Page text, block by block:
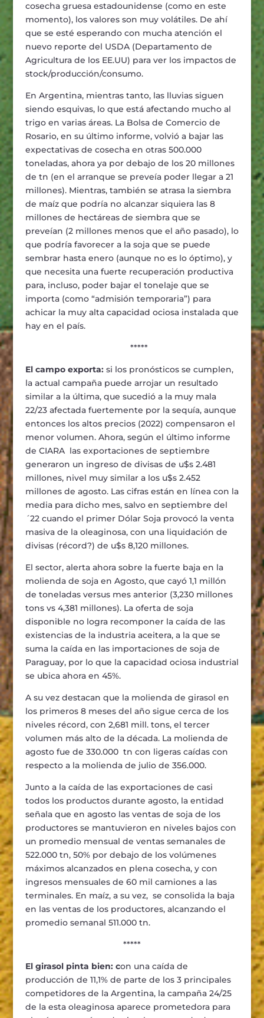
cosecha gruesa estadounidense (como en este
momento), los valores son muy volátiles. De ahí
que se esté esperando con mucha atención el
nuevo reporte del USDA (Departamento de
Agricultura de los EE.UU) para ver los impactos de
stock/producción/consumo.
En Argentina, mientras tanto, las lluvias siguen
siendo esquivas, lo que está afectando mucho al
trigo en varias áreas. La Bolsa de Comercio de
Rosario, en su último informe, volvió a bajar las
expectativas de cosecha en otras 500.000
toneladas, ahora ya por debajo de los 20 millones
de tn (en el arranque se preveía poder llegar a 21
millones). Mientras, también se atrasa la siembra
de maíz que podría no alcanzar siquiera las 8
millones de hectáreas de siembra que se
preveían (2 millones menos que el año pasado), lo
que podría favorecer a la soja que se puede
sembrar hasta enero (aunque no es lo óptimo), y
que necesita una fuerte recuperación productiva
para, incluso, poder bajar el tonelaje que se
importa (como “admisión temporaria”) para
achicar la muy alta capacidad ociosa instalada que
hay en el país.
*****
El campo exporta: si los pronósticos se cumplen,
la actual campaña puede arrojar un resultado
similar a la última, que sucedió a la muy mala
22/23 afectada fuertemente por la sequía, aunque
entonces los altos precios (2022) compensaron el
menor volumen. Ahora, según el último informe
de CIARA las exportaciones de septiembre
generaron un ingreso de divisas de u$s 2.481
millones, nivel muy similar a los u$s 2.452
millones de agosto. Las cifras están en línea con la
media para dicho mes, salvo en septiembre del
´22 cuando el primer Dólar Soja provocó la venta
masiva de la oleaginosa, con una liquidación de
divisas (récord?) de u$s 8,120 millones.
El sector, alerta ahora sobre la fuerte baja en la
molienda de soja en Agosto, que cayó 1,1 millón
de toneladas versus mes anterior (3,230 millones
tons vs 4,381 millones). La oferta de soja
disponible no logra recomponer la caída de las
existencias de la industria aceitera, a la que se
suma la caída en las importaciones de soja de
Paraguay, por lo que la capacidad ociosa industrial
se ubica ahora en 45%.
A su vez destacan que la molienda de girasol en
los primeros 8 meses del año sigue cerca de los
niveles récord, con 2,681 mill. tons, el tercer
volumen más alto de la década. La molienda de
agosto fue de 330.000 tn con ligeras caídas con
respecto a la molienda de julio de 356.000.
Junto a la caída de las exportaciones de casi
todos los productos durante agosto, la entidad
señala que en agosto las ventas de soja de los
productores se mantuvieron en niveles bajos con
un promedio mensual de ventas semanales de
522.000 tn, 50% por debajo de los volúmenes
máximos alcanzados en plena cosecha, y con
ingresos mensuales de 60 mil camiones a las
terminales. En maíz, a su vez, se consolida la baja
en las ventas de los productores, alcanzando el
promedio semanal 511.000 tn.
*****
El girasol pinta bien: con una caída de
producción de 11,1% de parte de los 3 principales
competidores de la Argentina, la campaña 24/25
de la esta oleaginosa aparece prometedora para